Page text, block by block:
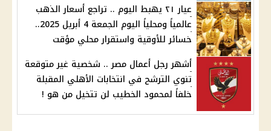
عيار ٢١ يهبط اليوم .. تراجع أسعار الذهب
عالمياً ومحلياً اليوم الجمعة 4 أبريل 2025..
خسائر للأوقية واستقرار محلي مؤقت
أشهر رجل أعمال مصر .. شخصية غير متوقعة
تنوي الترشح في انتخابات الأهلي المقبلة
خلفاً لمحمود الخطيب لن تتخيل من هو !